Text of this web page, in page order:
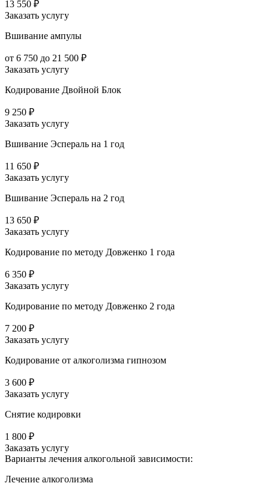
13 550 ₽
Заказать услугу
Вшивание ампулы
от 6 750 до 21 500 ₽
Заказать услугу
Кодирование Двойной Блок
9 250 ₽
Заказать услугу
Вшивание Эспераль на 1 год
11 650 ₽
Заказать услугу
Вшивание Эспераль на 2 год
13 650 ₽
Заказать услугу
Кодирование по методу Довженко 1 года
6 350 ₽
Заказать услугу
Кодирование по методу Довженко 2 года
7 200 ₽
Заказать услугу
Кодирование от алкоголизма гипнозом
3 600 ₽
Заказать услугу
Снятие кодировки
1 800 ₽
Заказать услугу
Варианты лечения алкогольной зависимости:
Лечение алкоголизма